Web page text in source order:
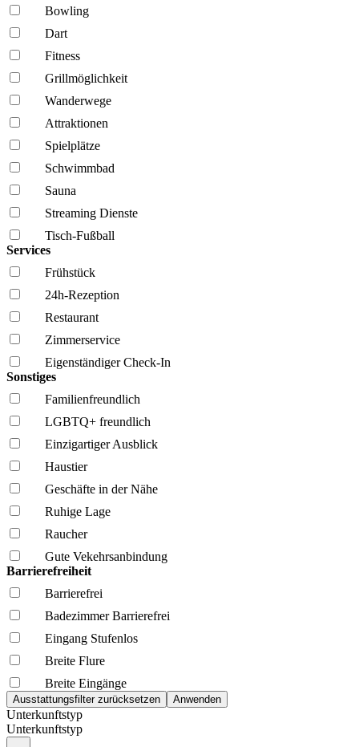
Bowling
Dart
Fitness
Grillmöglich­keit
Wanderwege
Attraktionen
Spielplätze
Schwimmbad
Sauna
Streaming Dienste
Tisch-Fußball
Services
Frühstück
24h-Rezeption
Restaurant
Zimmerservice
Eigenständiger Check-In
Sonstiges
Familien­freundlich
LGBTQ+ freundlich
Einzigartiger Ausblick
Haustier
Geschäfte in der Nähe
Ruhige Lage
Raucher
Gute Vekehrsanbindung
Barrierefreiheit
Barrierefrei
Badezimmer Barrierefrei
Eingang Stufenlos
Breite Flure
Breite Eingänge
Unterkunftstyp
Unterkunftstyp